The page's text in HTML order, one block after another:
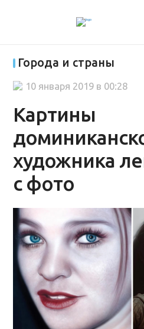
Города и страны
Картины
художника
с фото
10 января 2019 в 00:28